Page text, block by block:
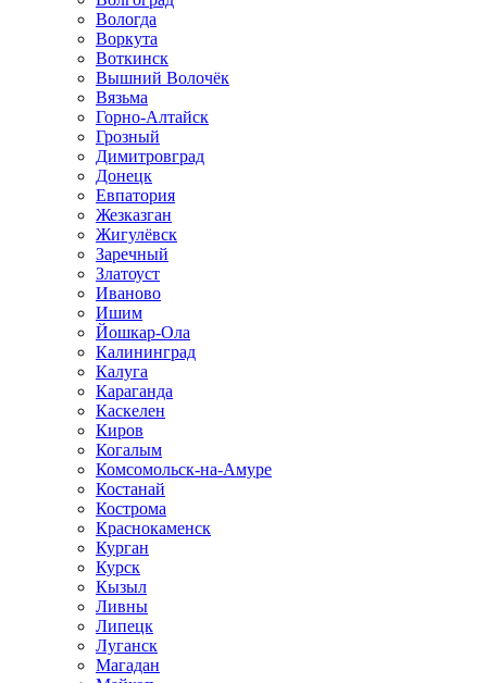
Вологда
Воркута
Воткинск
Вышний Волочёк
Вязьма
Горно-Алтайск
Грозный
Димитровград
Донецк
Евпатория
Жезказган
Жигулёвск
Заречный
Златоуст
Иваново
Ишим
Йошкар-Ола
Калининград
Калуга
Караганда
Каскелен
Киров
Когалым
Комсомольск-на-Амуре
Костанай
Кострома
Краснокаменск
Курган
Курск
Кызыл
Ливны
Липецк
Луганск
Магадан